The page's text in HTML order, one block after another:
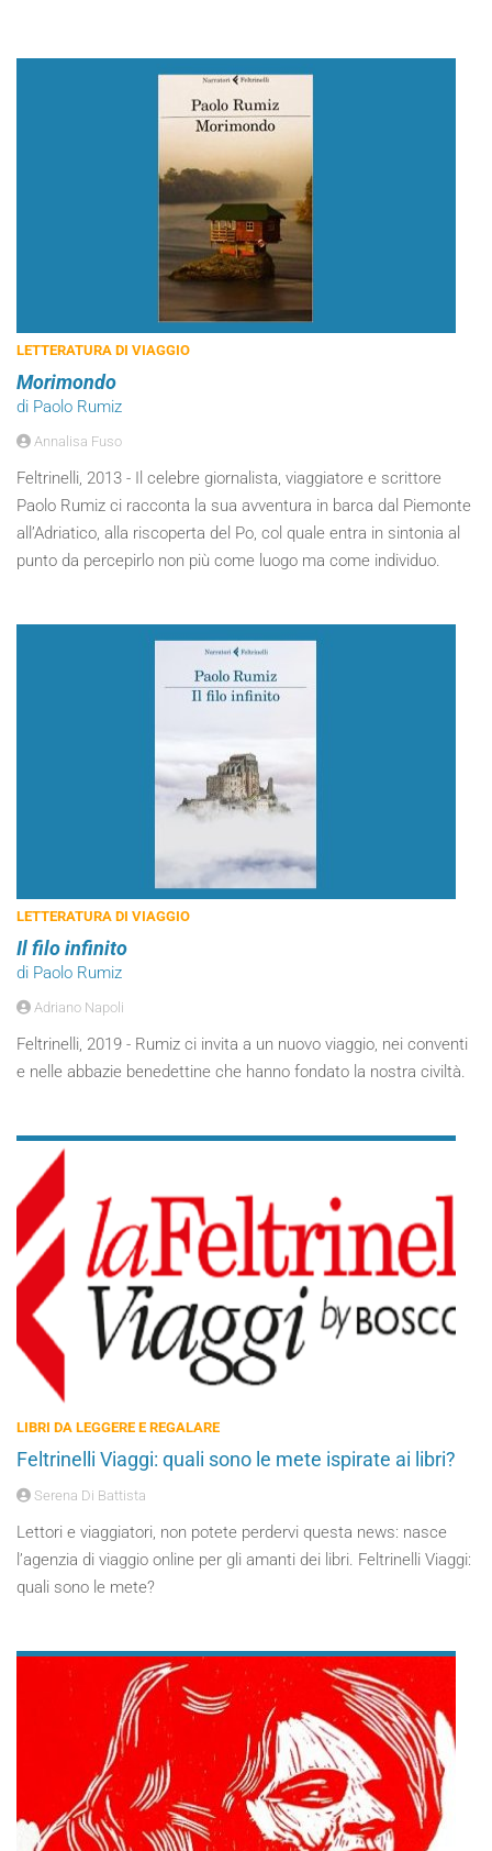
LETTERATURA DI VIAGGIO
Morimondo
di Paolo Rumiz
Annalisa Fuso
Feltrinelli, 2013 - Il celebre giornalista, viaggiatore e scrittore
Paolo Rumiz ci racconta la sua avventura in barca dal Piemonte
all’Adriatico, alla riscoperta del Po, col quale entra in sintonia al
punto da percepirlo non più come luogo ma come individuo.
LETTERATURA DI VIAGGIO
Il filo infinito
di Paolo Rumiz
Adriano Napoli
Feltrinelli, 2019 - Rumiz ci invita a un nuovo viaggio, nei conventi
e nelle abbazie benedettine che hanno fondato la nostra civiltà.
LIBRI DA LEGGERE E REGALARE
Feltrinelli Viaggi: quali sono le mete ispirate ai libri?
Serena Di Battista
Lettori e viaggiatori, non potete perdervi questa news: nasce
l’agenzia di viaggio online per gli amanti dei libri. Feltrinelli Viaggi:
quali sono le mete?